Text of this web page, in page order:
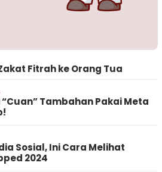
Fitrah ke Orang Tua
Tambahan Pakai Meta
Sosial, Ini Cara Melihat
2024